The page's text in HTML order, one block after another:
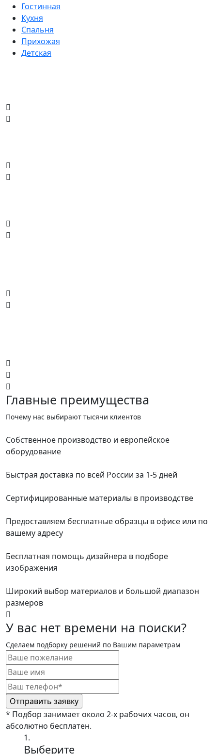
Гостинная
Кухня
Спальня
Прихожая
Детская
Главные преимущества
Почему нас выбирают тысячи клиентов
Собственное производство и европейское
оборудование
Быстрая доставка по всей России за 1-5 дней
Сертифицированные материалы в производстве
Предоставляем бесплатные образцы в офисе или по
вашему адресу
Бесплатная помощь дизайнера в подборе
изображения
Широкий выбор материалов и большой диапазон
размеров
У вас нет времени на поиски?
Сделаем подборку решений по Вашим параметрам
* Подбор занимает около 2-х рабочих часов, он
абсолютно бесплатен.
1.
Выберите